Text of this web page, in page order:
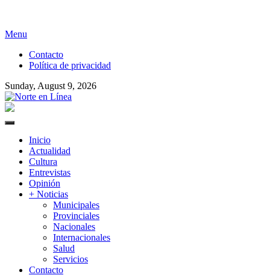
Skip
content
Menu
Contacto
Política de privacidad
Sunday, August 9, 2026
Primary
Inicio
Actualidad
Cultura
Entrevistas
Opinión
+ Noticias
Municipales
Provinciales
Nacionales
Internacionales
Salud
Servicios
Contacto